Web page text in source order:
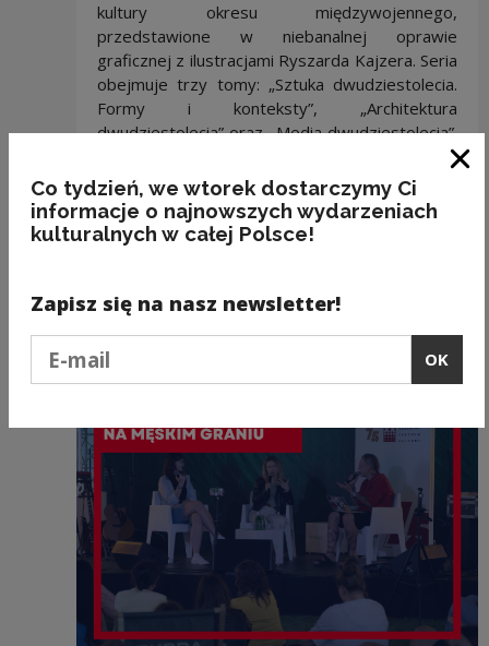
kultury okresu międzywojennego,
przedstawione w niebanalnej oprawie
graficznej z ilustracjami Ryszarda Kajzera. Seria
obejmuje trzy tomy: „Sztuka dwudziestolecia.
Formy i konteksty”, „Architektura
dwudziestolecia” oraz „Media dwudziestolecia”.
Do wygrania podczas spaceru lub do nabycia
w księgarni NCK online.
Księgarnia NCK online
Recommended
Co tydzień, we wtorek dostarczymy Ci
informacje o najnowszych wydarzeniach
kulturalnych w całej Polsce!
Zapisz się na nasz newsletter!
OK